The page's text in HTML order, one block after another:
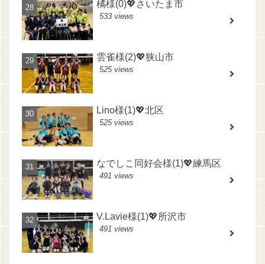
橘様(0)💖さいたま市
533 views
雲雀様(2)💖狭山市
525 views
Lino様(1)💖北区
525 views
なでしこ同好会様(1)💖練馬区
491 views
V.Lavie様(1)💖所沢市
491 views